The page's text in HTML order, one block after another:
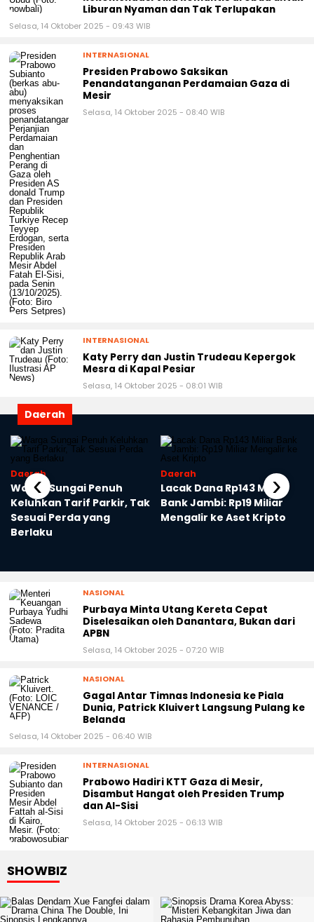
Selasa, 14 Oktober 2025 - 09:43 WIB
Presiden Prabowo Saksikan
Penandatanganan Perdamaian Gaza di
Mesir
Selasa, 14 Oktober 2025 - 08:40 WIB
Katy Perry dan Justin Trudeau Kepergok
Mesra di Kapal Pesiar
Selasa, 14 Oktober 2025 - 08:01 WIB
Daerah
Warga Sungai Penuh
Keluhkan Tarif Parkir, Tak
Sesuai Perda yang
Berlaku
Daerah
Lacak Dana Rp143 Miliar
Bank Jambi: Rp19 Miliar
Mengalir ke Aset Kripto
‹ ›
Purbaya Minta Utang Kereta Cepat
Diselesaikan oleh Danantara, Bukan dari
APBN
Selasa, 14 Oktober 2025 - 07:20 WIB
Gagal Antar Timnas Indonesia ke Piala
Dunia, Patrick Kluivert Langsung Pulang ke
Belanda
Selasa, 14 Oktober 2025 - 06:40 WIB
Prabowo Hadiri KTT Gaza di Mesir,
Disambut Hangat oleh Presiden Trump
dan Al-Sisi
Selasa, 14 Oktober 2025 - 06:13 WIB